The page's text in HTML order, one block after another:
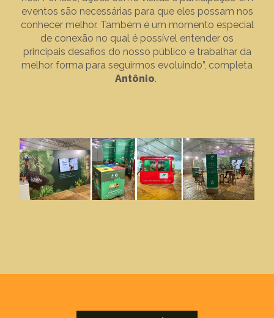
eventos são necessárias para que eles possam nos
conhecer melhor. Também é um momento especial
de conexão no qual é possível entender os
principais desafios do nosso público e trabalhar da
melhor forma para seguirmos evoluindo”, completa
Antônio.